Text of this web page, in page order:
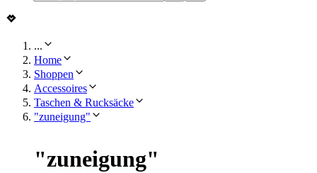
...
Home
Shoppen
Accessoires
Taschen & Rucksäcke
"zuneigung"
"zuneigung"